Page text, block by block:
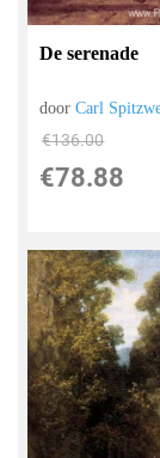
De serenade
doorCarl
€136.00
€78.88